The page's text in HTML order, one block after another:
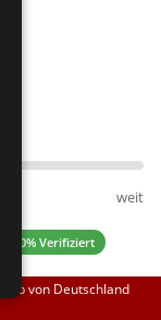
weit
100% Verifiziert
von Deutschland